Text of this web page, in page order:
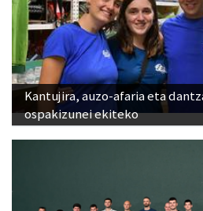
Kantujira, auzo-afaria eta
ospakizunei ekiteko